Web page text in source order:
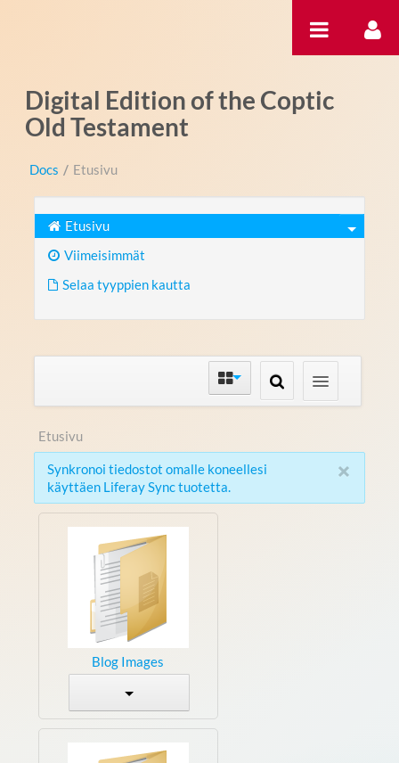
Digital Edition of the Coptic
Old Testament
Docs / Etusivu
Etusivu
Viimeisimmät
Selaa tyyppien kautta
Etusivu
×
Synkronoi tiedostot omalle koneellesi
käyttäen Liferay Sync tuotetta.
Blog Images